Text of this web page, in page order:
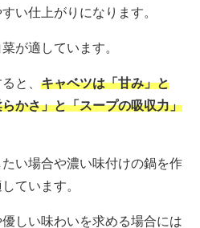
い仕上がりになります。
が適しています。
と、 キャベツは「甘み」と
かさ」と「スープの吸収力」
い場合や濃い味付けの鍋を作
ています。
しい味わいを求める場合には